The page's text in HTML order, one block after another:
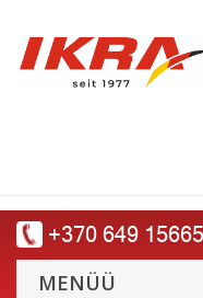
+370 649 15665
MENÜÜ